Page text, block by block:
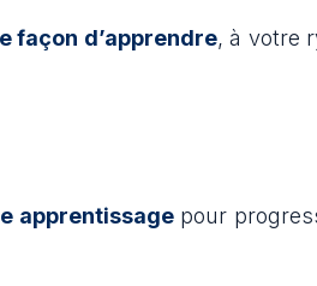
façon d’apprendre, à votre
apprentissagepour